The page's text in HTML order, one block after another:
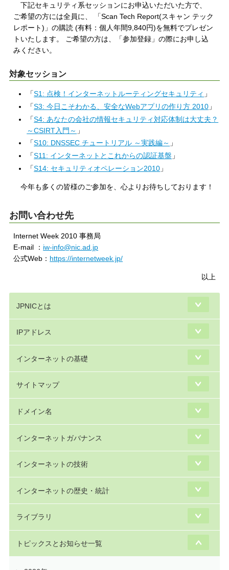
下記セキュリティ系セッションにお申込いただいた方で、
ご希望の方には全員に、 「Scan Tech Report(スキャン テック
レポート)」の購読 (有料：個人年間9,840円)を無料でプレゼン
トいたします。 ご希望の方は、「参加登録」の際にお申し込
みください。
対象セッション
「S1: 点検！インターネットルーティングセキュリティ 」
「S3: 今日こそわかる、安全なWebアプリの作り方 2010 」
「S4: あなたの会社の情報セキュリティ対応体制は大丈夫？
～CSIRT入門～ 」
「S10: DNSSEC チュートリアル ～実践編～ 」
「S11: インターネットとこれからの認証基盤 」
「S14: セキュリティオペレーション2010 」
今年も多くの皆様のご参加を、心よりお待ちしております！
お問い合わせ先
Internet Week 2010 事務局
E-mail ： iw-info@nic.ad.jp
公式Web： https://internetweek.jp/
以上
JPNICとは
IPアドレス
インターネットの基礎
サイトマップ
ドメイン名
インターネットガバナンス
インターネットの技術
インターネットの歴史・統計
ライブラリ
トピックスとお知らせ一覧